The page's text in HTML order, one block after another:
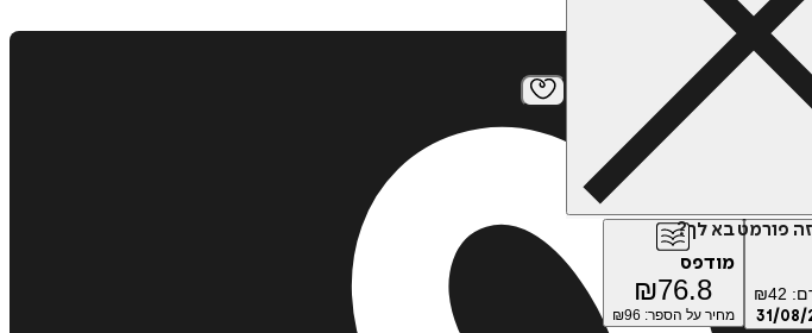
פורמט בא לך?
₪42
31/08/
מודפס
₪76.8
מחיר על הספר: ₪ 96